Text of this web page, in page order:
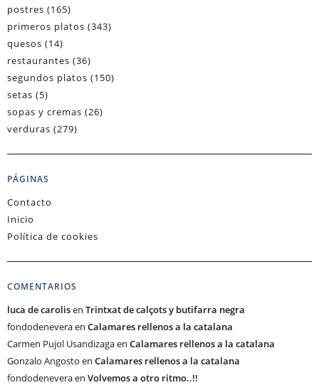
postres (165)
primeros platos (343)
quesos (14)
restaurantes (36)
segundos platos (150)
setas (5)
sopas y cremas (26)
verduras (279)
PÁGINAS
Contacto
Inicio
Política de cookies
COMENTARIOS
luca de carolisen Trintxat de calçots y butifarra negra
fondodeneveraen Calamares rellenos a la catalana
Carmen Pujol Usandizagaen Calamares rellenos a la catalana
Gonzalo Angosto en Calamares rellenos a la catalana
fondodeneveraen Volvemos a otro ritmo..!!